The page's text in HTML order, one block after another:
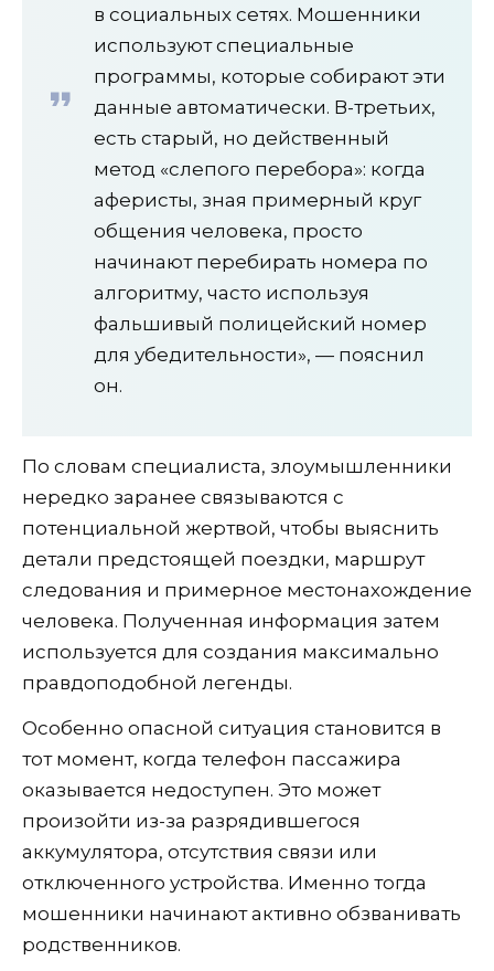
в социальных сетях. Мошенники
используют специальные
программы, которые собирают эти
данные автоматически. В-третьих,
есть старый, но действенный
метод «слепого перебора»: когда
аферисты, зная примерный круг
общения человека, просто
начинают перебирать номера по
алгоритму, часто используя
фальшивый полицейский номер
для убедительности», — пояснил
он.
По словам специалиста, злоумышленники
нередко заранее связываются с
потенциальной жертвой, чтобы выяснить
детали предстоящей поездки, маршрут
следования и примерное местонахождение
человека. Полученная информация затем
используется для создания максимально
правдоподобной легенды.
Особенно опасной ситуация становится в
тот момент, когда телефон пассажира
оказывается недоступен. Это может
произойти из-за разрядившегося
аккумулятора, отсутствия связи или
отключенного устройства. Именно тогда
мошенники начинают активно обзванивать
родственников.